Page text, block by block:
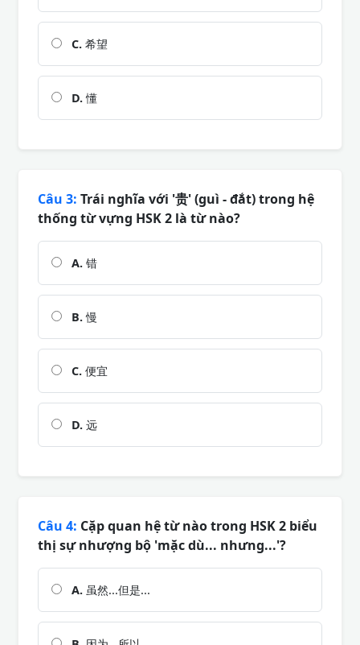
C. 希望
D.懂
Câu 3: Trái nghĩa với '贵' (guì - đắt) trong hệ
thống từ vựng HSK 2 là từ nào?
A. 错
B.慢
C. 便宜
D. 远
Câu 4: Cặp quan hệ từ nào trong HSK 2 biểu
thị sự nhượng bộ 'mặc dù... nhưng...'?
A. 虽然...但是...